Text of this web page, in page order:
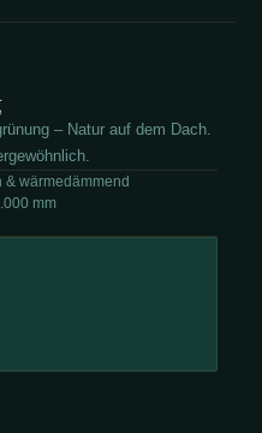
– Natur auf dem Dach.
wärmedämmend
mm